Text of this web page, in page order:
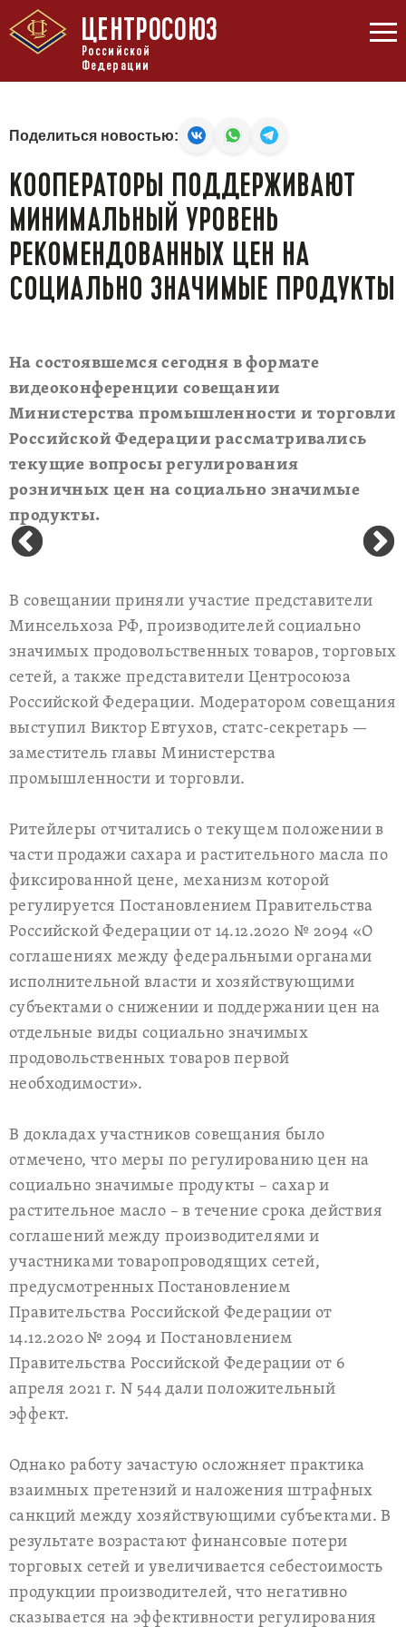
ЦЕНТРОСОЮЗ
Российской
Федерации
Поделиться новостью:
КООПЕРАТОРЫ ПОДДЕРЖИВАЮТ
МИНИМАЛЬНЫЙ УРОВЕНЬ
РЕКОМЕНДОВАННЫХ ЦЕН НА
СОЦИАЛЬНО ЗНАЧИМЫЕ ПРОДУКТЫ
На состоявшемся сегодня в формате
видеоконференции совещании
Министерства промышленности и торговли
Российской Федерации рассматривались
текущие вопросы регулирования
розничных цен на социально значимые
продукты.
В совещании приняли участие представители
Минсельхоза РФ, производителей социально
значимых продовольственных товаров, торговых
сетей, а также представители Центросоюза
Российской Федерации. Модератором совещания
выступил Виктор Евтухов, статс-секретарь —
заместитель главы Министерства
промышленности и торговли.
Ритейлеры отчитались о текущем положении в
части продажи сахара и растительного масла по
фиксированной цене, механизм которой
регулируется Постановлением Правительства
Российской Федерации от 14.12.2020 № 2094 «О
соглашениях между федеральными органами
исполнительной власти и хозяйствующими
субъектами о снижении и поддержании цен на
отдельные виды социально значимых
продовольственных товаров первой
необходимости».
В докладах участников совещания было
отмечено, что меры по регулированию цен на
социально значимые продукты – сахар и
растительное масло – в течение срока действия
соглашений между производителями и
участниками товаропроводящих сетей,
предусмотренных Постановлением
Правительства Российской Федерации от
14.12.2020 № 2094 и Постановлением
Правительства Российской Федерации от 6
апреля 2021 г. N 544 дали положительный
эффект.
Однако работу зачастую осложняет практика
взаимных претензий и наложения штрафных
санкций между хозяйствующими субъектами. В
результате возрастают финансовые потери
торговых сетей и увеличивается себестоимость
продукции производителей, что негативно
сказывается на эффективности регулирования